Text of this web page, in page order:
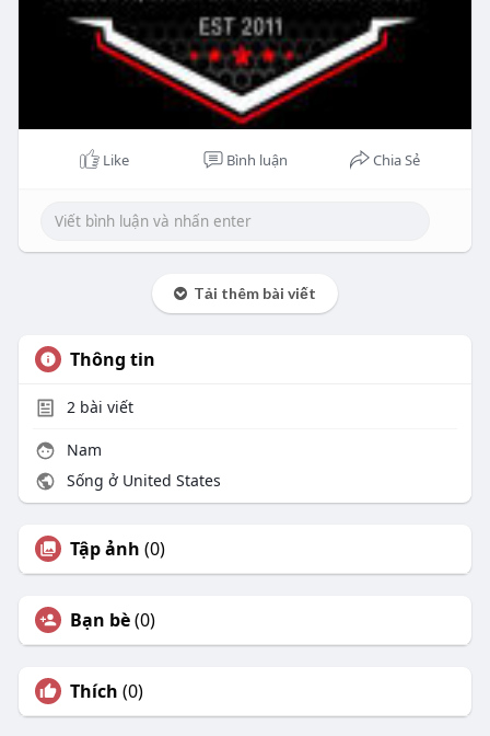
Like Bình luận Chia Sẻ
Tải thêm bài viết
Thông tin
2bài viết
Nam
Sống ở United States
Tập ảnh (0)
Bạn bè(0)
Thích (0)